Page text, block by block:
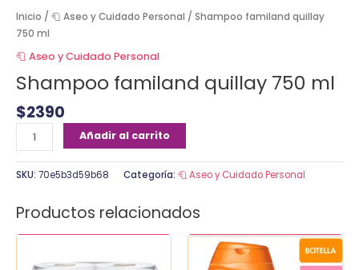
Inicio / 🧻 Aseo y Cuidado Personal / Shampoo familand quillay
750 ml
🧻 Aseo y Cuidado Personal
Shampoo familand quillay 750 ml
$2390
Añadir al carrito
SKU: 70e5b3d59b68 Categoría: 🧻 Aseo y Cuidado Personal
Productos relacionados